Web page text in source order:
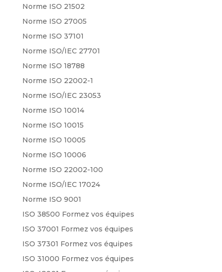
Norme ISO 21502
Norme ISO 27005
Norme ISO 37101
Norme ISO/IEC 27701
Norme ISO 18788
Norme ISO 22002-1
Norme ISO/IEC 23053
Norme ISO 10014
Norme ISO 10015
Norme ISO 10005
Norme ISO 10006
Norme ISO 22002-100
Norme ISO/IEC 17024
Norme ISO 9001
ISO 38500 Formez vos équipes
ISO 37001 Formez vos équipes
ISO 37301 Formez vos équipes
ISO 31000 Formez vos équipes